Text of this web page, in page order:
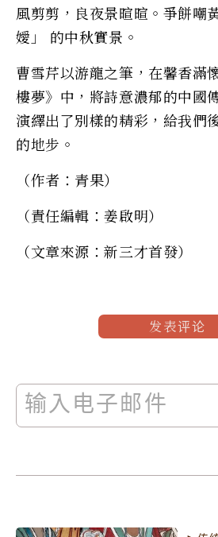
風剪剪，良夜景暄暄。爭餅嘲
嬡」 的中秋實景。
曹雪芹以游龍之筆，在馨香滿
樓夢》中，將詩意濃郁的中國
演繹出了別樣的精彩，給我們
的地步。
（作者：青果）
（責任編輯：姜啟明）
（文章來源：新三才首發）
发表评论